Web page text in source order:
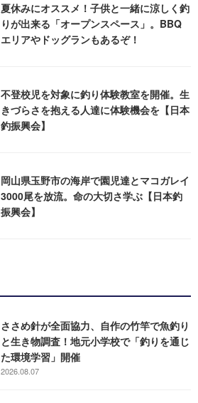
夏休みにオススメ！子供と一緒に涼しく釣
りが出来る「オープンスペース」。BBQ
エリアやドッグランもあるぞ！
不登校児を対象に釣り体験教室を開催。生
きづらさを抱える人達に体験機会を【日本
釣振興会】
岡山県玉野市の海岸で園児達とマコガレイ
3000尾を放流。命の大切さ学ぶ【日本釣
振興会】
ささめ針が全面協力、自作の竹竿で魚釣り
と生き物調査！地元小学校で「釣りを通じ
た環境学習」開催
2026.08.07